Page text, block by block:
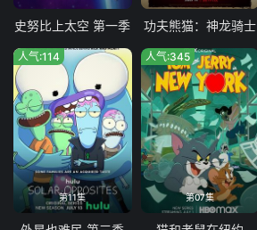
史努比上太空 第一季 功夫熊猫：神龙骑士
第11集
人气:114
第07集
人气:345